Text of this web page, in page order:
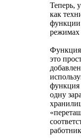
Теперь,
как
функции
это
функция
одну